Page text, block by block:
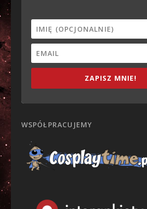
ZAPISZ MNIE!
WSPÓŁPRACUJEMY